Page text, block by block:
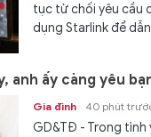
tục từ chối yêu cầu
dụng Starlink để
anh ấy càng yêu
Gia đình 40 phút
GD&TĐ - Trong tình